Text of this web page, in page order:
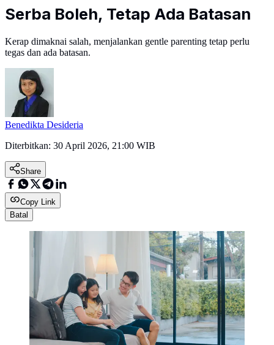
Serba Boleh, Tetap Ada Batasan
Kerap dimaknai salah, menjalankan gentle parenting tetap perlu
tegas dan ada batasan.
Benedikta Desideria
Diterbitkan: 30 April 2026, 21:00 WIB
Share
Copy Link
Batal